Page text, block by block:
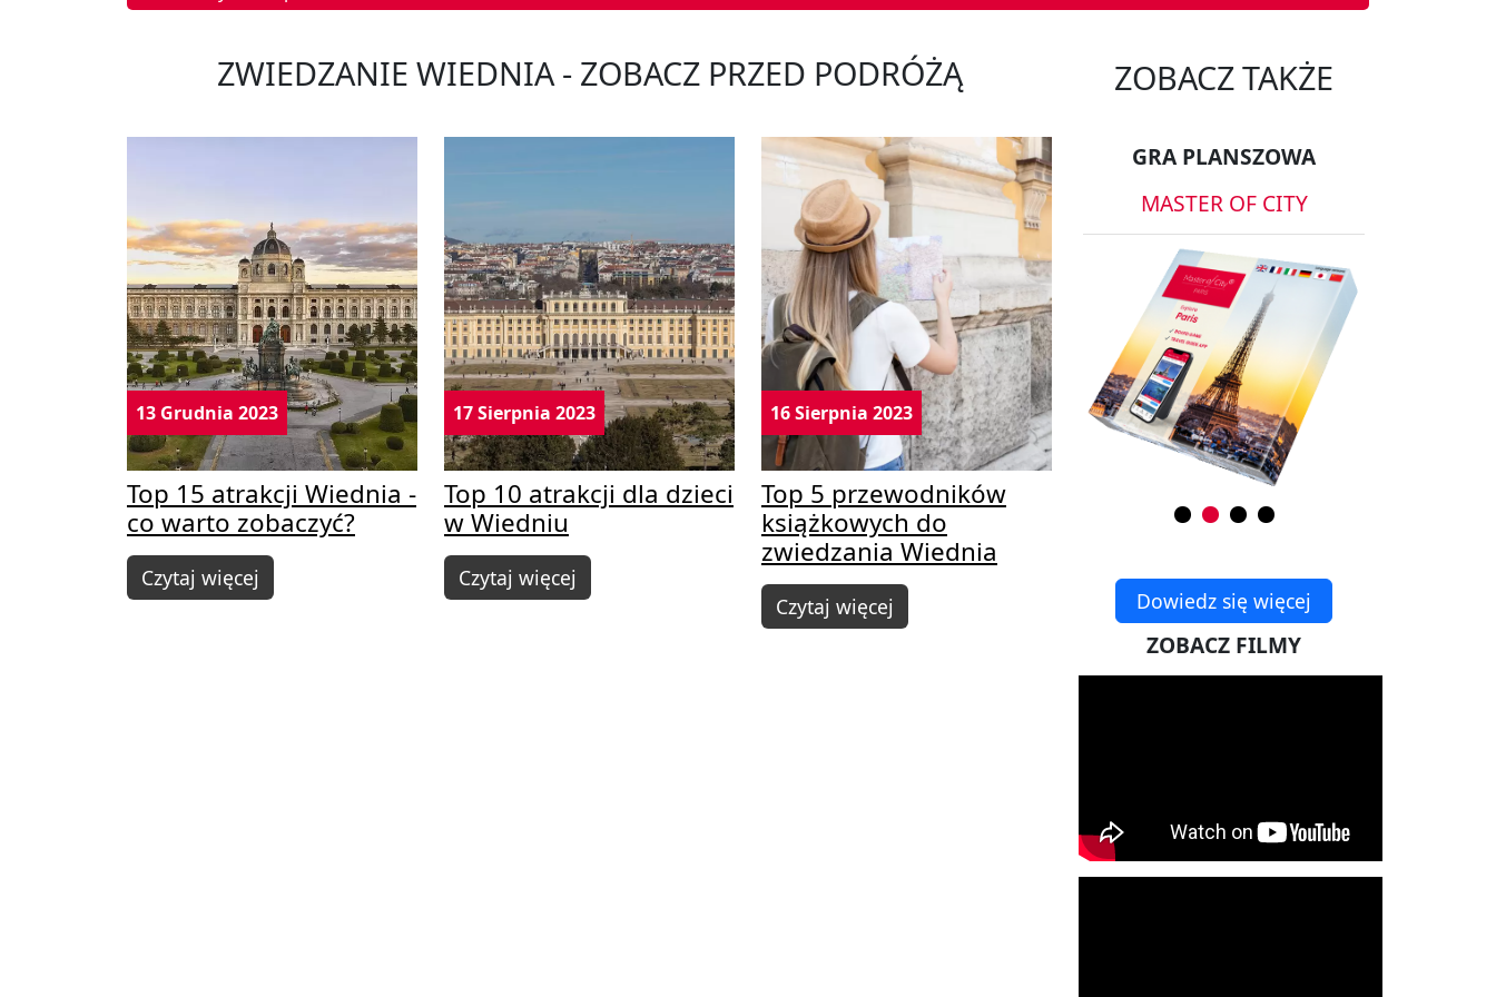
ZWIEDZANIE WIEDNIA - ZOBACZ PRZED PODRÓŻĄ
13 Grudnia 2023
Top 15 atrakcji Wiednia -
co warto zobaczyć?
Czytaj więcej
17 Sierpnia 2023
Top 10 atrakcji dla dzieci
w Wiedniu
Czytaj więcej
16 Sierpnia 2023
Top 5 przewodników
książkowych do
zwiedzania Wiednia
Czytaj więcej
ZOBACZ TAKŻE
GRA PLANSZOWA
MASTER OF CITY
Dowiedz się więcej
ZOBACZ FILMY